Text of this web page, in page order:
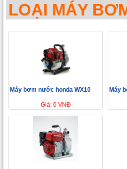
LOẠI MÁY
Máy bơm nước honda WX10
Giá: 0 VNĐ
Máy